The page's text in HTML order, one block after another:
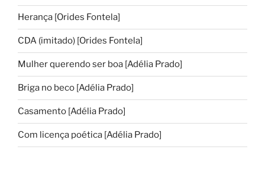
Herança [Orides Fontela]
CDA (imitado) [Orides Fontela]
Mulher querendo ser boa [Adélia Prado]
Briga no beco [Adélia Prado]
Casamento [Adélia Prado]
Com licença poética [Adélia Prado]